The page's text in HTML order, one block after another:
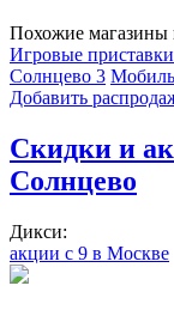
Похожие магазины
Игровые
Солнцево 3
Добавить
Скидки и
Солнцево
Дикси:
акции с 9 в Москве